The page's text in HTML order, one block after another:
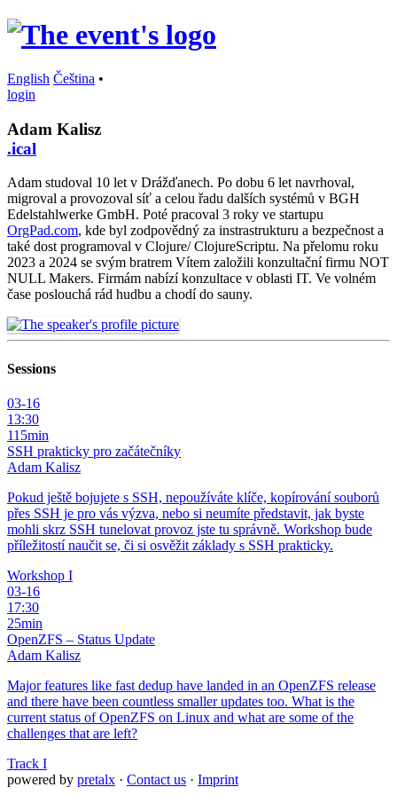
English Čeština •
login
Adam Kalisz
.ical
Adam studoval 10 let v Drážďanech. Po dobu 6 let navrhoval,
migroval a provozoval síť a celou řadu dalších systémů v BGH
Edelstahlwerke GmbH. Poté pracoval 3 roky ve startupu
OrgPad.com, kde byl zodpovědný za instrastrukturu a bezpečnost a
také dost programoval v Clojure/ ClojureScriptu. Na přelomu roku
2023 a 2024 se svým bratrem Vítem založili konzultační firmu NOT
NULL Makers. Firmám nabízí konzultace v oblasti IT. Ve volném
čase poslouchá rád hudbu a chodí do sauny.
Sessions
03-16
13:30
115min
SSH prakticky pro začátečníky
Adam Kalisz
Pokud ještě bojujete s SSH, nepoužíváte klíče, kopírování souborů
přes SSH je pro vás výzva, nebo si neumíte představit, jak byste
mohli skrz SSH tunelovat provoz jste tu správně. Workshop bude
příležitostí naučit se, či si osvěžit základy s SSH prakticky.
Workshop I
03-16
17:30
25min
OpenZFS – Status Update
Adam Kalisz
Major features like fast dedup have landed in an OpenZFS release
and there have been countless smaller updates too. What is the
current status of OpenZFS on Linux and what are some of the
challenges that are left?
Track I
powered by pretalx · Contact us · Imprint